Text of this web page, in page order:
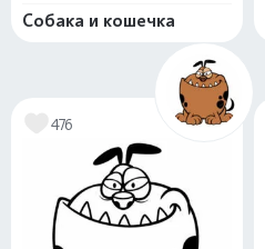
Собака и кошечка
476